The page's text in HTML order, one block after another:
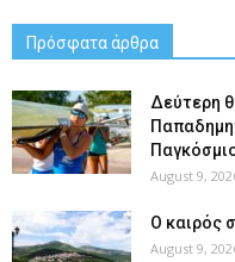
Πρόσφατα άρθρα
Δεύτερη
August 9,
Ο καιρός
August 9,